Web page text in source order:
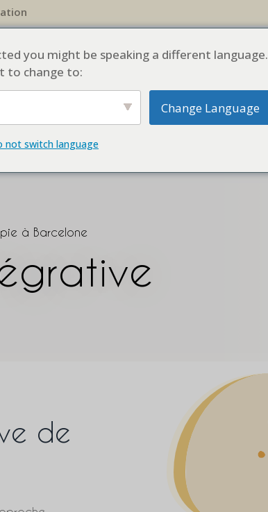
NOTRE ÉQUIPE BLOG NOS PRESTATIONS
à Barcelone
de
you might be speaking a different language.
to change to:
Change Language
not switch language